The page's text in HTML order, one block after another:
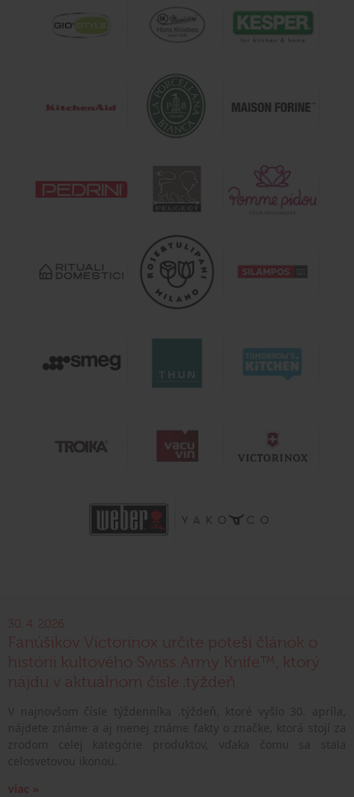
30. 4. 2026
Fanúšikov Victorinox určite poteší článok o
histórii kultového Swiss Army Knife™, ktorý
nájdu v aktuálnom čísle .týždeň
viac »